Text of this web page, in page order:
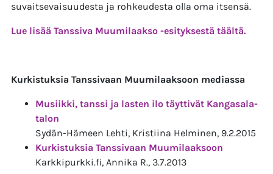
suvaitsevaisuudesta ja rohkeudesta olla oma itsensä.
Lue lisää Tanssiva Muumilaakso -esityksestä täältä.
Kurkistuksia Tanssivaan Muumilaaksoon mediassa
Musiikki, tanssi ja lasten ilo täyttivät Kangasala-
talon
Sydän-Hämeen Lehti, Kristiina Helminen, 9.2.2015
Kurkistuksia Tanssivaan Muumilaaksoon
Karkkipurkki.fi, Annika R., 3.7.2013